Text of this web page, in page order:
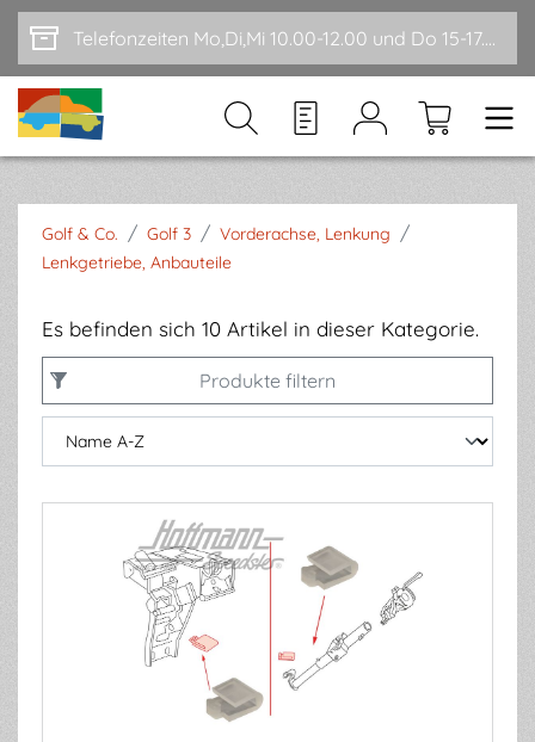
Zum Hauptinhalt springen Telefonzeiten Mo,Di,Mi 10.00-12.00 und Do 15-17.00
Golf & Co. / Golf 3 / Vorderachse, Lenkung /
Lenkgetriebe, Anbauteile
Es befinden sich 10 Artikel in dieser Kategorie.
Produkte filtern